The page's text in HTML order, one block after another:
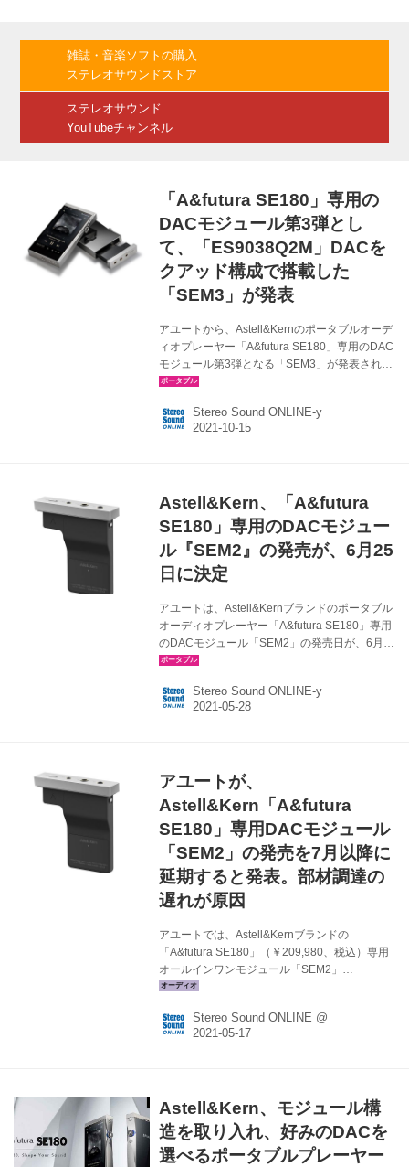
用のDACモジュール第3弾として、
「ES9038Q2M」DACをクアッド構成で搭載し
雑誌・音楽ソフトの購入
ステレオサウンドストア
ステレオサウンド
YouTubeチャンネル
「A&futura SE180」専用の
DACモジュール第3弾とし
て、「ES9038Q2M」DACを
クアッド構成で搭載した
「SEM3」が発表
アユートから、Astell&Kernのポータブルオーデ
ィオプレーヤー「A&futura SE180」専用のDAC
モジュール第3弾となる「SEM3」が発表され
た。価格は￥54,980（税込）。発売時期は未定
換が可能なDAP、A&futura SE180対応の第3弾
製品で、SE180と同時発表となった「SEM1」
配置して専用のデコードを行なうことで、より
緻密でバランスのとれた深みと空間のリアリテ
ィに富ん...
Stereo Sound ONLINE-y
Astell&Kern、「A&futura
SE180」専用のDACモジュー
ル『SEM2』の発売が、6月25
日に決定
アユートは、Astell&Kernブランドのポータブル
オーディオプレーヤー「A&futura SE180」専用
のDACモジュール「SEM2」の発売日が、6月
25日に決まったと発表した。価格は
遅れによって発売延期がアナウンスされていた
が、無事それが解決されたようだ。A&futura
音色の違いを楽しむことができるようになって
いる。 AK史上初となるDACモジュール交換式
ハイレゾ対応オーディオプレ...
Stereo Sound ONLINE-y
アユートが、
Astell&Kern「A&futura
SE180」専用DACモジュール
「SEM2」の発売を7月以降に
延期すると発表。部材調達の
遅れが原因
アユートでは、Astell&Kernブランドの
「A&futura SE180」（￥209,980、税込）専用
オールインワンモジュール「SEM2」
（￥49,980、税込）について、部材調達の遅れ
年5月21日（金）の発売を予定していたが、暫
定7月頃（詳細未定）になるとのことだ。
8ch仕様のESS社製「ES9038PRO」を搭載して
おり、広いダイナミックレンジとシャープなデ
ィテイル再現に焦点が当てられている...
Stereo Sound ONLINE @
Astell&Kern、モジュール構
造を取り入れ、好みのDACを
選べるポータブルプレーヤー